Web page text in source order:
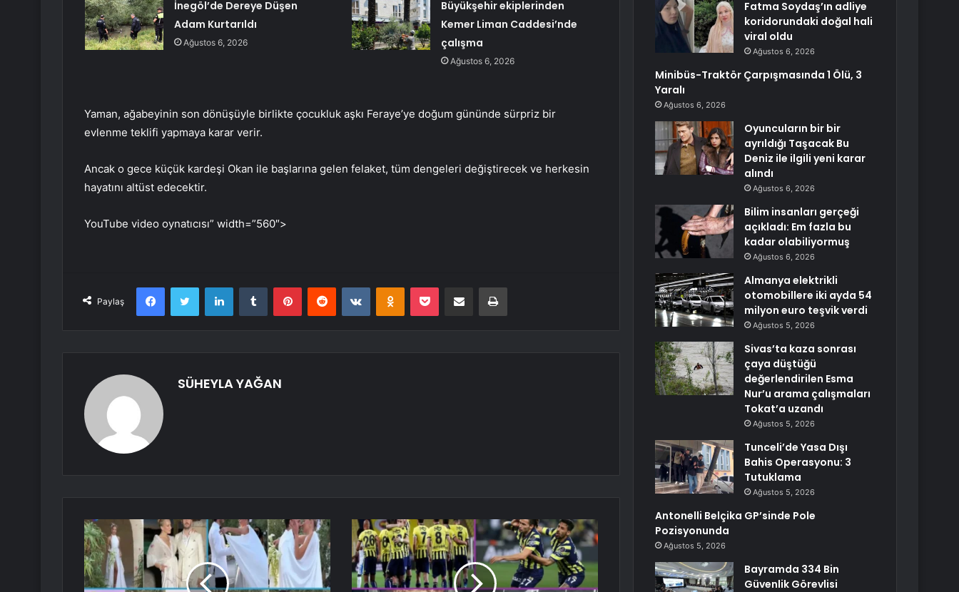
İnegöl’de Dereye Düşen
Adam Kurtarıldı
Ağustos 6, 2026
Büyükşehir ekiplerinden
Kemer Liman Caddesi’nde
çalışma
Ağustos 6, 2026
Yaman, ağabeyinin son dönüşüyle ​​birlikte çocukluk aşkı Feraye’ye doğum gününde sürpriz bir
evlenme teklifi yapmaya karar verir.
Ancak o gece küçük kardeşi Okan ile başlarına gelen felaket, tüm dengeleri değiştirecek ve herkesin
hayatını altüst edecektir.
YouTube video oynatıcısı” width=”560″>
Paylaş
FacebookTwitter LinkedInTumblr PinterestReddit VKontakteOdnoklassniki
Pocket E-Posta ile paylaş Yazdır
SÜHEYLA YAĞAN
Fatma Soydaş’ın adliye
koridorundaki doğal hali
viral oldu
Ağustos 6, 2026
Minibüs-Traktör Çarpışmasında 1 Ölü, 3
Yaralı
Ağustos 6, 2026
Oyuncuların bir bir
ayrıldığı Taşacak Bu
Deniz ile ilgili yeni karar
alındı
Ağustos 6, 2026
Bilim insanları gerçeği
açıkladı: Em fazla bu
kadar olabiliyormuş
Ağustos 6, 2026
Almanya elektrikli
otomobillere iki ayda 54
milyon euro teşvik verdi
Ağustos 5, 2026
Sivas’ta kaza sonrası
çaya düştüğü
değerlendirilen Esma
Nur’u arama çalışmaları
Tokat’a uzandı
Ağustos 5, 2026
Tunceli’de Yasa Dışı
Bahis Operasyonu: 3
Tutuklama
Ağustos 5, 2026
Antonelli Belçika GP’sinde Pole
Pozisyonunda
Ağustos 5, 2026
Bayramda 334 Bin
Güvenlik Görevlisi